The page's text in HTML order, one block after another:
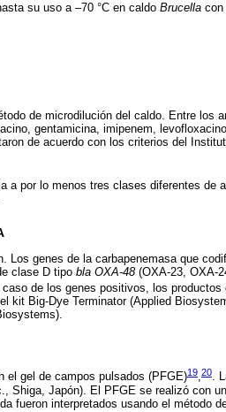
su uso a –70 °C en caldo Brucella con
de microdilución del caldo. Entre los
gentamicina, imipenem,
de acuerdo con los criterios del
a por lo menos tres clases diferentes de
Los genes de la carbapenemasa que
clase D tipo bla OXA-48(OXA-23, OXA-
de los genes positivos, los productos
kit Big-Dye Terminator (Applied
el gel de campos pulsados (PFGE)19,20.
Shiga, Japón). El PFGE se realizó con
fueron interpretados usando el método